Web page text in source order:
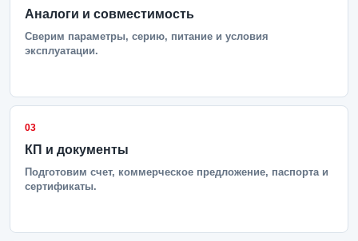
Аналоги и совместимость
Сверим параметры, серию, питание и условия
эксплуатации.
03
КП и документы
Подготовим счет, коммерческое предложение, паспорта и
сертификаты.